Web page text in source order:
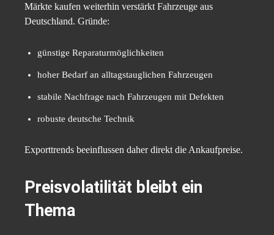
Märkte kaufen weiterhin verstärkt Fahrzeuge aus
Deutschland. Gründe:
günstige Reparaturmöglichkeiten
hoher Bedarf an alltagstauglichen Fahrzeugen
stabile Nachfrage nach Fahrzeugen mit Defekten
robuste deutsche Technik
Exporttrends beeinflussen daher direkt die Ankaufpreise.
Preisvolatilität bleibt ein
Thema